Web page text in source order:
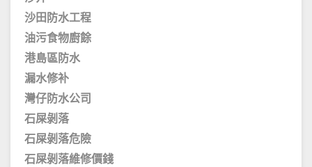
沙田防水工程
油污食物廚餘
港島區防水
漏水修补
灣仔防水公司
石屎剝落
石屎剝落危險
石屎剝落維修價錢